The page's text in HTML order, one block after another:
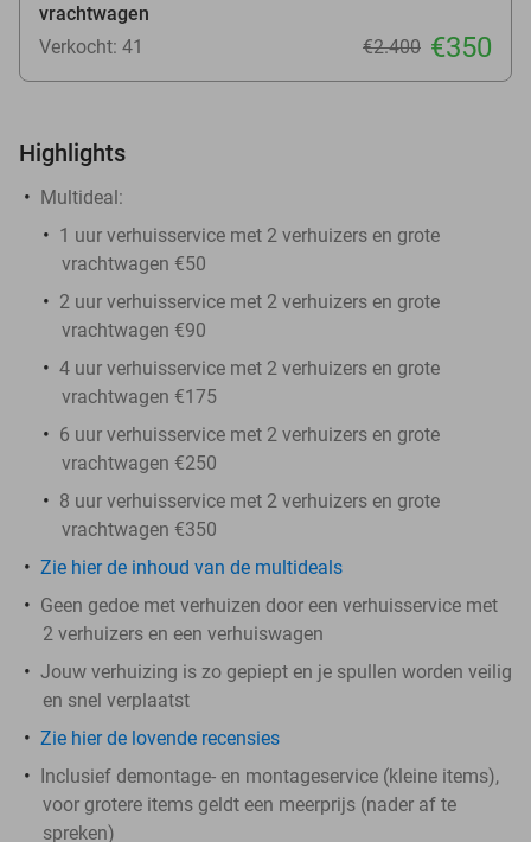
vrachtwagen
Verkocht: 41 €2.400 €350
Highlights
Multideal:
1 uur verhuisservice met 2 verhuizers en grote
vrachtwagen €50
2 uur verhuisservice met 2 verhuizers en grote
vrachtwagen €90
4 uur verhuisservice met 2 verhuizers en grote
vrachtwagen €175
6 uur verhuisservice met 2 verhuizers en grote
vrachtwagen €250
8 uur verhuisservice met 2 verhuizers en grote
vrachtwagen €350
Zie hier de inhoud van de multideals
Geen gedoe met verhuizen door een verhuisservice met
2 verhuizers en een verhuiswagen
Jouw verhuizing is zo gepiept en je spullen worden veilig
en snel verplaatst
Zie hier de lovende recensies
Inclusief demontage- en montageservice (kleine items),
voor grotere items geldt een meerprijs (nader af te
spreken)